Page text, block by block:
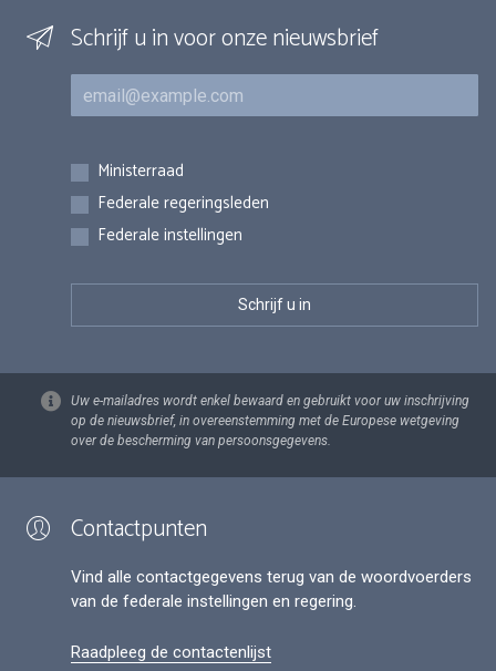
Schrijf u in voor onze nieuwsbrief
E-mail
Inschrijvingen
Ministerraad
Federale regeringsleden
Federale instellingen
Uw e-mailadres wordt enkel bewaard en gebruikt voor uw inschrijving
op de nieuwsbrief, in overeenstemming met de Europese wetgeving
over de bescherming van persoonsgegevens.
Contactpunten
Vind alle contactgegevens terug van de woordvoerders
van de federale instellingen en regering.
Raadpleeg de contactenlijst